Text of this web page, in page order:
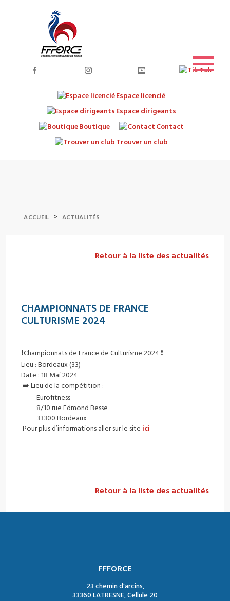
Espace licencié
Espace dirigeants
Boutique
Contact
Trouver un club
ACCUEIL > ACTUALITÉS
Retour à la liste des actualités
CHAMPIONNATS DE FRANCE
CULTURISME 2024
❗️Championnats de France de Culturisme 2024 ❗️
Lieu : Bordeaux (33)
Date : 18 Mai 2024
➡️ Lieu de la compétition :
Eurofitness
8/10 rue Edmond Besse
33300 Bordeaux
Pour plus d’informations aller sur le site ici
Retour à la liste des actualités
FFFORCE
23 chemin d'arcins,
33360 LATRESNE, Cellule 20